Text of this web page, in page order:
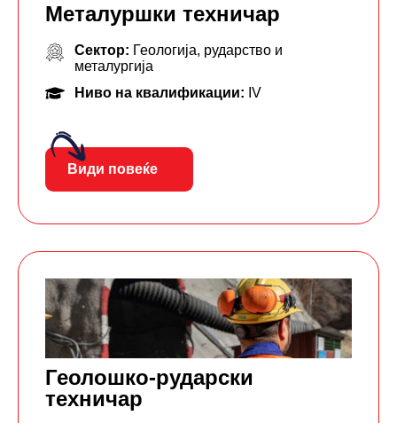
Металуршки техничар
Сектор: Геологија, рударство и
металургија
Ниво на квалификации: IV
Види повеќе
Геолошко-рударски
техничар